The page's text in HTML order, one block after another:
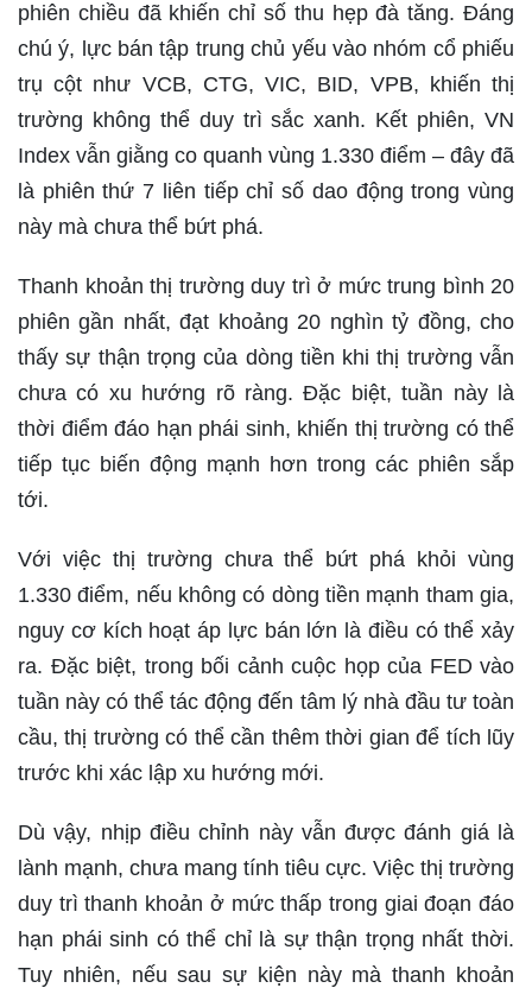
phiên chiều đã khiến chỉ số thu hẹp đà tăng. Đáng
chú ý, lực bán tập trung chủ yếu vào nhóm cổ phiếu
trụ cột như VCB, CTG, VIC, BID, VPB, khiến thị
trường không thể duy trì sắc xanh. Kết phiên, VN
Index vẫn giằng co quanh vùng 1.330 điểm – đây đã
là phiên thứ 7 liên tiếp chỉ số dao động trong vùng
này mà chưa thể bứt phá.
Thanh khoản thị trường duy trì ở mức trung bình 20
phiên gần nhất, đạt khoảng 20 nghìn tỷ đồng, cho
thấy sự thận trọng của dòng tiền khi thị trường vẫn
chưa có xu hướng rõ ràng. Đặc biệt, tuần này là
thời điểm đáo hạn phái sinh, khiến thị trường có thể
tiếp tục biến động mạnh hơn trong các phiên sắp
tới.
Với việc thị trường chưa thể bứt phá khỏi vùng
1.330 điểm, nếu không có dòng tiền mạnh tham gia,
nguy cơ kích hoạt áp lực bán lớn là điều có thể xảy
ra. Đặc biệt, trong bối cảnh cuộc họp của FED vào
tuần này có thể tác động đến tâm lý nhà đầu tư toàn
cầu, thị trường có thể cần thêm thời gian để tích lũy
trước khi xác lập xu hướng mới.
Dù vậy, nhịp điều chỉnh này vẫn được đánh giá là
lành mạnh, chưa mang tính tiêu cực. Việc thị trường
duy trì thanh khoản ở mức thấp trong giai đoạn đáo
hạn phái sinh có thể chỉ là sự thận trọng nhất thời.
Tuy nhiên, nếu sau sự kiện này mà thanh khoản